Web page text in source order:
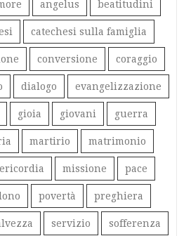
angelus beatitudini
catechesi sulla famiglia
conversione coraggio
dialogo evangelizzazione
gioia giovani guerra
martirio matrimonio
missione pace
povertà preghiera
servizio sofferenza